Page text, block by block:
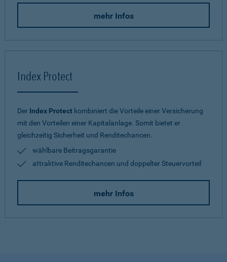
mehr Infos
Index Protect
Der Index Protect kombiniert die Vorteile einer Versicherung
mit den Vorteilen einer Kapitalanlage. Somit bietet er
gleichzeitig Sicherheit und Renditechancen.
wählbare Beitragsgarantie
attraktive Renditechancen und doppelter Steuervorteil
mehr Infos